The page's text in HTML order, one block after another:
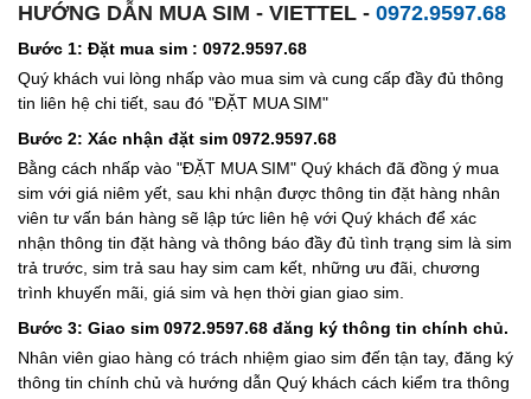
HƯỚNG DẪN MUA SIM - VIETTEL - 0972.9597.68
Bước 1: Đặt mua sim : 0972.9597.68
Quý khách vui lòng nhấp vào mua sim và cung cấp đầy đủ thông
tin liên hệ chi tiết, sau đó "ĐẶT MUA SIM"
Bước 2: Xác nhận đặt sim 0972.9597.68
Bằng cách nhấp vào "ĐẶT MUA SIM" Quý khách đã đồng ý mua
sim với giá niêm yết, sau khi nhận được thông tin đặt hàng nhân
viên tư vấn bán hàng sẽ lập tức liên hệ với Quý khách để xác
nhận thông tin đặt hàng và thông báo đầy đủ tình trạng sim là sim
trả trước, sim trả sau hay sim cam kết, những ưu đãi, chương
trình khuyến mãi, giá sim và hẹn thời gian giao sim.
Bước 3: Giao sim 0972.9597.68 đăng ký thông tin chính chủ.
Nhân viên giao hàng có trách nhiệm giao sim đến tận tay, đăng ký
thông tin chính chủ và hướng dẫn Quý khách cách kiểm tra thông